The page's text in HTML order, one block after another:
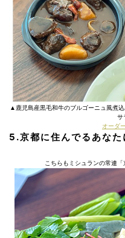
▲鹿児島産黒毛和牛のブルゴーニュ風煮
サ
オーダ
5.京都に住んでるあなた
こちらもミシュランの常連